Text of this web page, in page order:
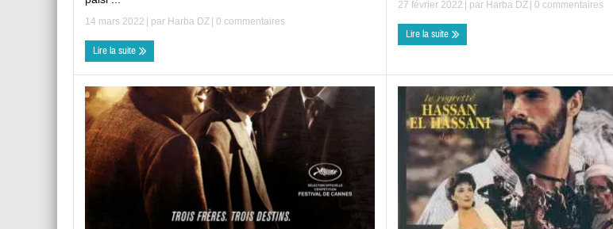
14 mars 2022 | par Harba DZ 0 commentaires
Lire la suite
27 février 2022 | par Harba DZ 0 commentaires
Lire la suite